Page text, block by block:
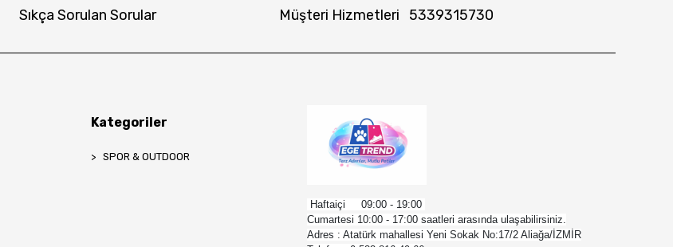
Sıkça Sorulan Sorular Müşteri Hizmetleri 5339315730
Kategoriler
SPOR & OUTDOOR
Haftaiçi 09:00 - 19:00
Cumartesi 10:00 - 17:00 saatleri arasında ulaşabilirsiniz.
Adres : Atatürk mahallesi Yeni Sokak No:17/2 Aliağa/İZMİR